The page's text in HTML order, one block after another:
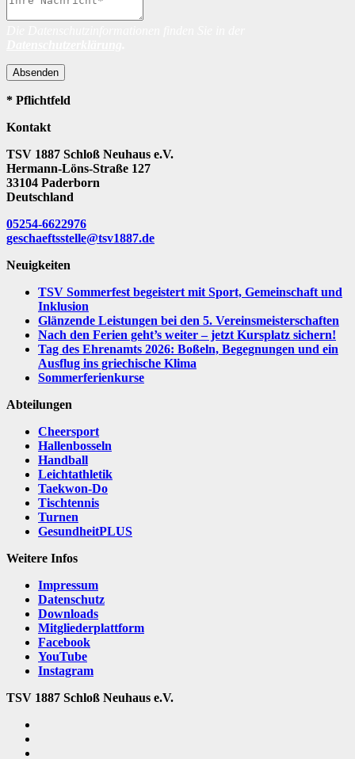
Absenden
* Pflichtfeld
Kontakt
TSV 1887 Schloß Neuhaus e.V.
Hermann-Löns-Straße 127
33104 Paderborn
Deutschland
05254-6622976
geschaeftsstelle@tsv1887.de
Neuigkeiten
TSV Sommerfest begeistert mit Sport, Gemeinschaft und
Inklusion
Glänzende Leistungen bei den 5. Vereinsmeisterschaften
Nach den Ferien geht’s weiter – jetzt Kursplatz sichern!
Tag des Ehrenamts 2026: Boßeln, Begegnungen und ein
Ausflug ins griechische Klima
Sommerferienkurse
Abteilungen
Cheersport
Hallenbosseln
Handball
Leichtathletik
Taekwon-Do
Tischtennis
Turnen
GesundheitPLUS
Weitere Infos
Impressum
Datenschutz
Downloads
Mitgliederplattform
Facebook
YouTube
Instagram
TSV 1887 Schloß Neuhaus e.V.